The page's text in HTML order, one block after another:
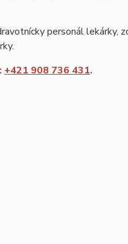
personál lekárky,
+421 908 736 431.